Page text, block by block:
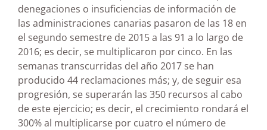
denegaciones o insuficiencias de información de
las administraciones canarias pasaron de las 18 en
el segundo semestre de 2015 a las 91 a lo largo de
2016; es decir, se multiplicaron por cinco. En las
semanas transcurridas del año 2017 se han
producido 44 reclamaciones más; y, de seguir esa
progresión, se superarán las 350 recursos al cabo
de este ejercicio; es decir, el crecimiento rondará el
300% al multiplicarse por cuatro el número de